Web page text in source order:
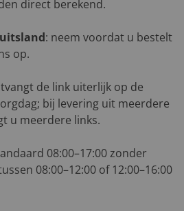
direct berekend.
: neem voordat u bestelt
op.
de link uiterlijk op de
bij levering uit meerdere
u meerdere links.
08:00–17:00 zonder
08:00–12:00 of 12:00–16:00